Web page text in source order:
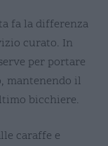
fa la differenza
curato. In
per portare
mantenendo il
bicchiere.
caraffe e